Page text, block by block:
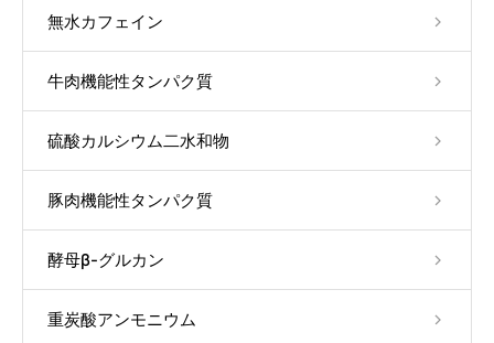
無水カフェイン
牛肉機能性タンパク質
硫酸カルシウム二水和物
豚肉機能性タンパク質
酵母β-グルカン
重炭酸アンモニウム